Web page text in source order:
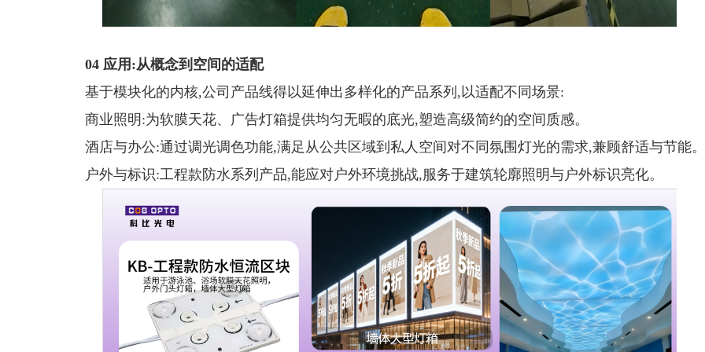
04 应用:从概念到空间的适配
基于模块化的内核,公司产品线得以延伸出多样化的产品系列,以适配不同场景:
商业照明:为软膜天花、广告灯箱提供均匀无暇的底光,塑造高级简约的空间质感。
酒店与办公:通过调光调色功能,满足从公共区域到私人空间对不同氛围灯光的需求,兼顾舒适与节能。
户外与标识:工程款防水系列产品,能应对户外环境挑战,服务于建筑轮廓照明与户外标识亮化。